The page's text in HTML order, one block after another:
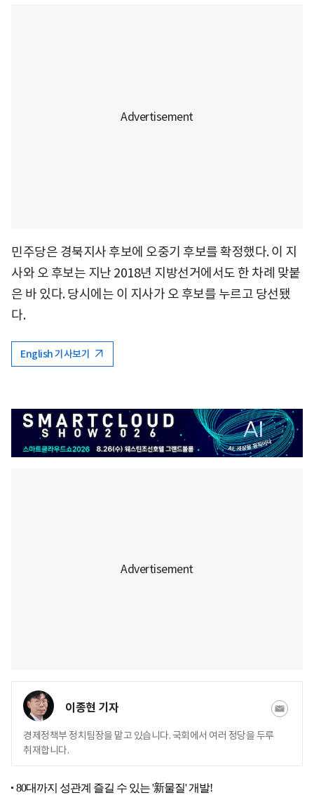
민주당은 경북지사 후보에 오중기 후보를 확정했다. 이 지
사와 오 후보는 지난 2018년 지방선거에서도 한 차례 맞붙
은 바 있다. 당시에는 이 지사가 오 후보를 누르고 당선됐
다.
English 기사보기
이종현 기자
경제정책부 정치팀장을 맡고 있습니다. 국회에서 여러 정당을 두루
취재합니다.